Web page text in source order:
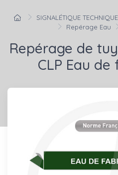
SIGNALÉTIQUE TECHNIQUE
Repérage Eau
Repérage de
CLP Eau